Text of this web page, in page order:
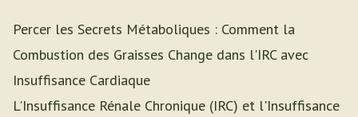
Percer les Secrets Métaboliques : Comment la
Combustion des Graisses Change dans l'IRC avec
Insuffisance Cardiaque
L'Insuffisance Rénale Chronique (IRC) et l'Insuffisance